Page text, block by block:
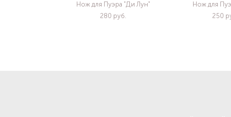
Нож для Пуэра "Ди Лун"
280 pуб.
Нож для
250